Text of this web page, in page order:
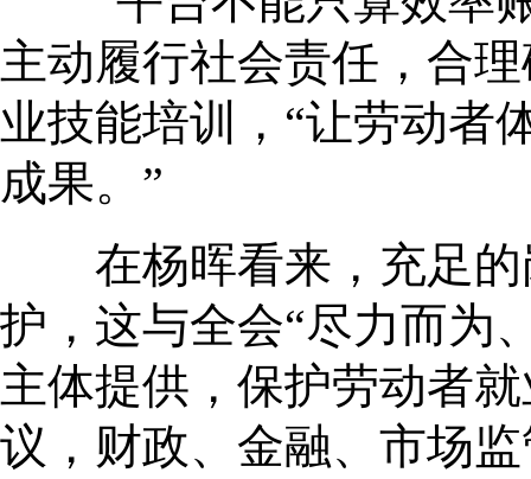
主动履行社会责任，合
业技能培训，“让劳动者
成果。”
在杨晖看来，充足的
护，这与全会“尽力而为
主体提供，保护劳动者
议，财政、金融、市场